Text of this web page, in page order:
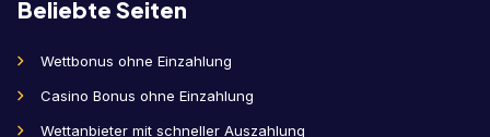
Beliebte Seiten
Wettbonus ohne Einzahlung
Casino Bonus ohne Einzahlung
Wettanbieter mit schneller Auszahlung